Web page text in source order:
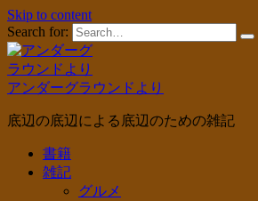
Skip to content
Search for:
アンダーグラウンドより
底辺の底辺による底辺のための雑記
書籍
雑記
グルメ